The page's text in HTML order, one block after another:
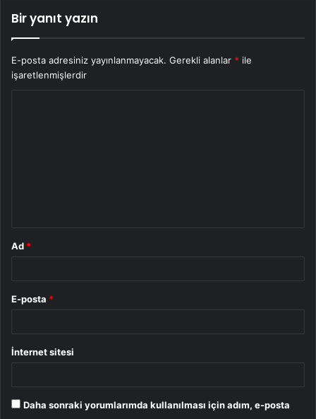
Bir yanıt yazın
E-posta adresiniz yayınlanmayacak. Gerekli alanlar * ile
işaretlenmişlerdir
Ad *
E-posta *
İnternet sitesi
Daha sonraki yorumlarımda kullanılması için adım, e-posta